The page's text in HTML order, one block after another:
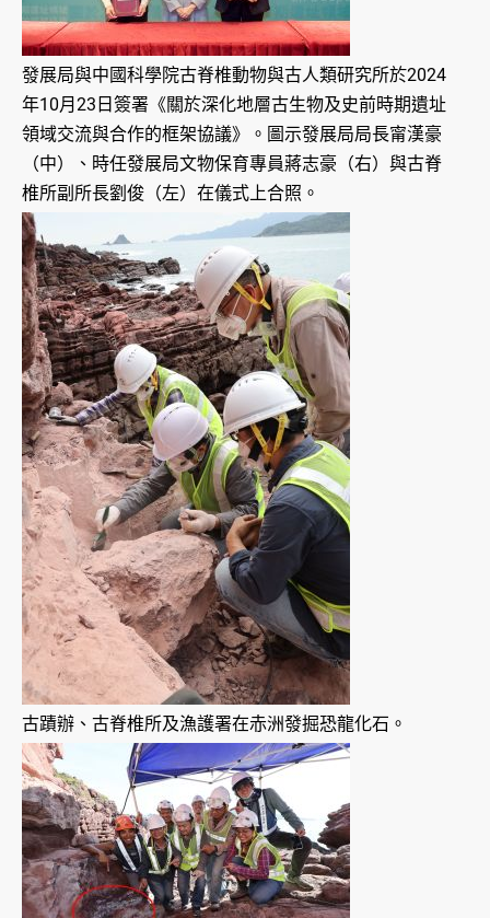
發展局與中國科學院古脊椎動物與古人類研究所於2024
年10月23日簽署《關於深化地層古生物及史前時期遺址
領域交流與合作的框架協議》。圖示發展局局長甯漢豪
（中）、時任發展局文物保育專員蔣志豪（右）與古脊
椎所副所長劉俊（左）在儀式上合照。
古蹟辦、古脊椎所及漁護署在赤洲發掘恐龍化石。